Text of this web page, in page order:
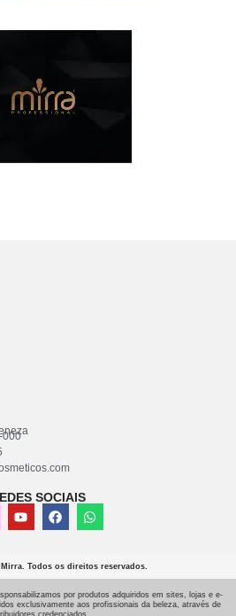
000
SOCIAIS
Todos os direitos reservados.
por produtos adquiridos em sites, lojas e e-
exclusivamente aos profissionais da beleza, através de